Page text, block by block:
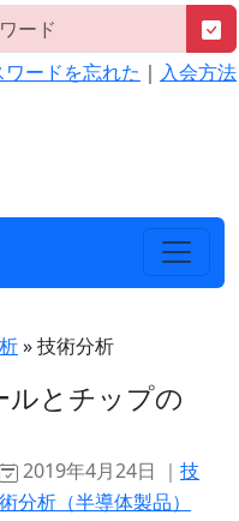
ードを忘れた ｜ 入会方法
» 技術分析
ルとチップの
2019年4月24日 ｜ 技
術分析（半導体製品）